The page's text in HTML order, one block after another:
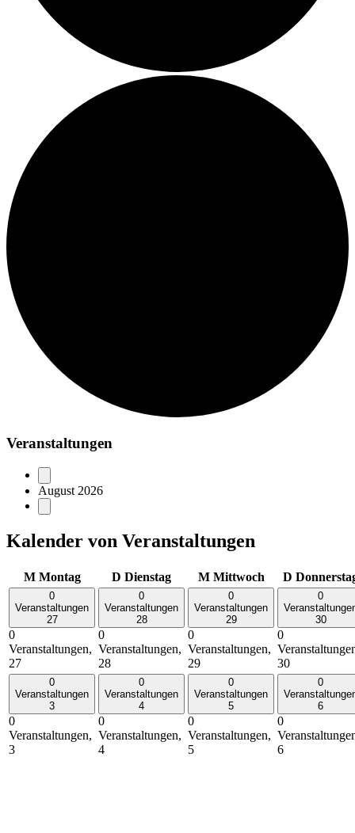
Veranstaltungen
August 2026
Kalender von Veranstaltungen
M Montag D Dienstag M Mittwoch D
0
Veranstaltungen
27
0
Veranstaltungen,
27
0
Veranstaltungen
28
0
Veranstaltungen,
28
0
Veranstaltungen
29
0
Veranstaltungen,
29
0
30
0
30
0
Veranstaltungen
3
0
Veranstaltungen,
3
0
Veranstaltungen
4
0
Veranstaltungen,
4
0
Veranstaltungen
5
0
Veranstaltungen,
5
0
6
0
6